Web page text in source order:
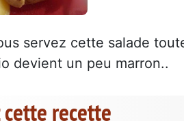
servez cette salade
devient un peu marron..
recette